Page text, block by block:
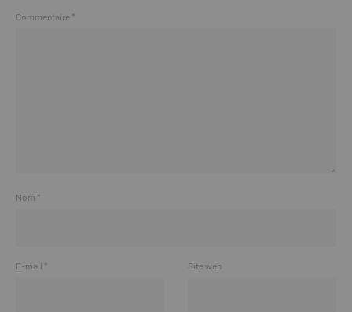
Commentaire *
Nom *
E-mail * Site web